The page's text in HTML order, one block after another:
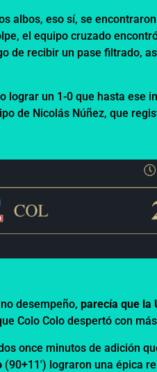
albos, eso sí, se
el equipo cruzado
de recibir un pase filtrado,
lograr un 1-0 que hasta ese
de Nicolás Núñez, que
desempeño,parecía que la
Colo Colo despertó con
once minutos de adición
(90+11′) lograron una épica